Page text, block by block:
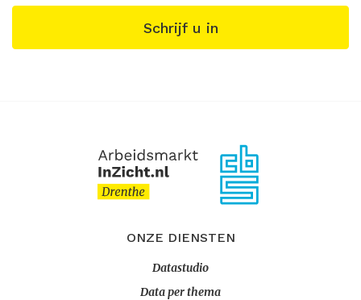
Schrijf u in
ONZE DIENSTEN
Datastudio
Data per thema